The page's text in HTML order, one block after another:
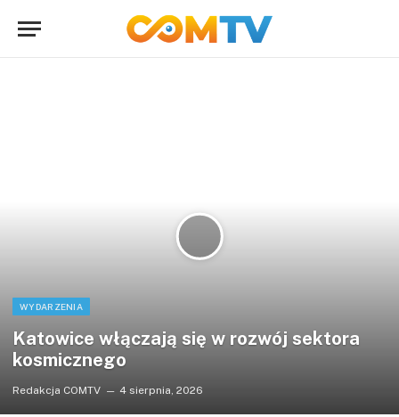
WYDARZENIA
Katowice włączają się w rozwój sektora
kosmicznego
Redakcja COMTV 4 sierpnia, 2026